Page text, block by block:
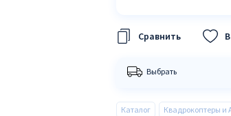
Выбрать
Каталог